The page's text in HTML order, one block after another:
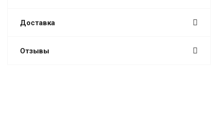
Доставка
Отзывы